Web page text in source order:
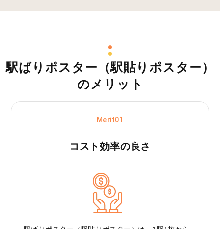
駅ばりポスター（駅貼りポスター）
のメリット
Merit01
コスト効率の良さ